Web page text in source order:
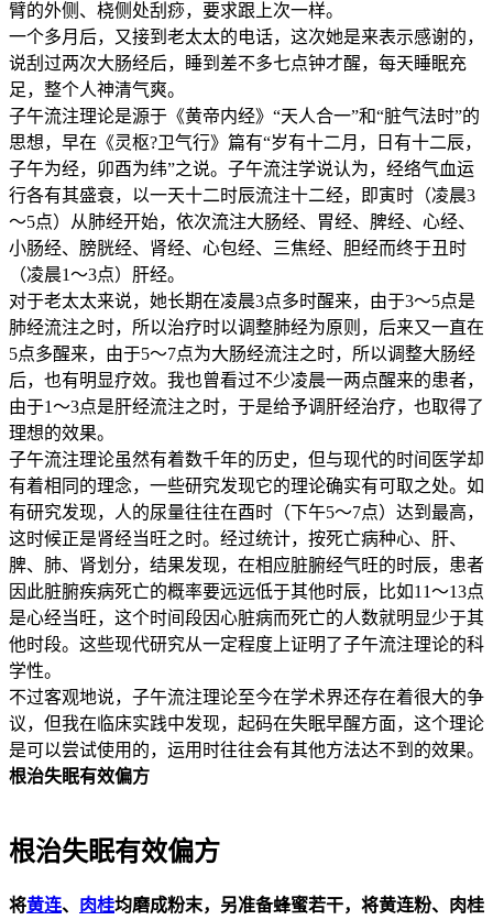
臂的外侧、桡侧处刮痧，要求跟上次一样。
一个多月后，又接到老太太的电话，这次她是来表示感谢的，
说刮过两次大肠经后，睡到差不多七点钟才醒，每天睡眠充
足，整个人神清气爽。
子午流注理论是源于《黄帝内经》“天人合一”和“脏气法时”的
思想，早在《灵枢?卫气行》篇有“岁有十二月，日有十二辰，
子午为经，卯酉为纬”之说。子午流注学说认为，经络气血运
行各有其盛衰，以一天十二时辰流注十二经，即寅时（凌晨3
～5点）从肺经开始，依次流注大肠经、胃经、脾经、心经、
小肠经、膀胱经、肾经、心包经、三焦经、胆经而终于丑时
（凌晨1～3点）肝经。
对于老太太来说，她长期在凌晨3点多时醒来，由于3～5点是
肺经流注之时，所以治疗时以调整肺经为原则，后来又一直在
5点多醒来，由于5～7点为大肠经流注之时，所以调整大肠经
后，也有明显疗效。我也曾看过不少凌晨一两点醒来的患者，
由于1～3点是肝经流注之时，于是给予调肝经治疗，也取得了
理想的效果。
子午流注理论虽然有着数千年的历史，但与现代的时间医学却
有着相同的理念，一些研究发现它的理论确实有可取之处。如
有研究发现，人的尿量往往在酉时（下午5～7点）达到最高，
这时候正是肾经当旺之时。经过统计，按死亡病种心、肝、
脾、肺、肾划分，结果发现，在相应脏腑经气旺的时辰，患者
因此脏腑疾病死亡的概率要远远低于其他时辰，比如11～13点
是心经当旺，这个时间段因心脏病而死亡的人数就明显少于其
他时段。这些现代研究从一定程度上证明了子午流注理论的科
学性。
不过客观地说，子午流注理论至今在学术界还存在着很大的争
议，但我在临床实践中发现，起码在失眠早醒方面，这个理论
是可以尝试使用的，运用时往往会有其他方法达不到的效果。
根治失眠有效偏方
根治失眠有效偏方
将黄连、 肉桂均磨成粉末，另准备蜂蜜若干，将黄连粉、肉桂